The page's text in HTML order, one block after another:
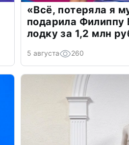
«Всё, потеряла я
подарила Филиппу
лодку за 1,2 млн
5 августа 260